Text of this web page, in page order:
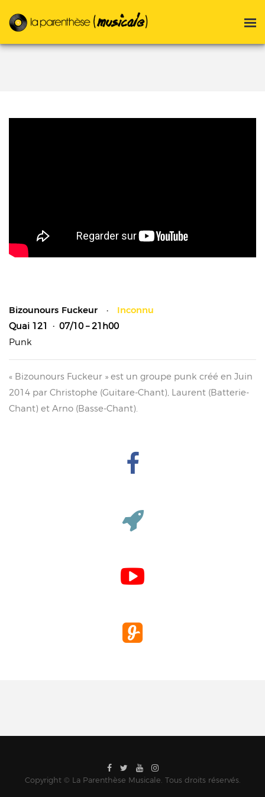
Bizounours Fuckeur · Inconnu
Quai 121 · 07/10 – 21h00
Punk
« Bizounours Fuckeur » est un groupe punk créé en Juin
2014 par Christophe (Guitare-Chant), Laurent (Batterie-
Chant) et Arno (Basse-Chant).
Copyright © La Parenthèse Musicale. Tous droits réservés.